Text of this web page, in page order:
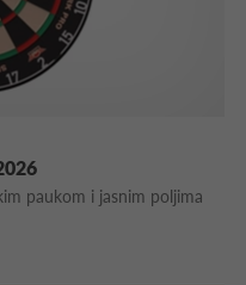
paukom i jasnim poljima